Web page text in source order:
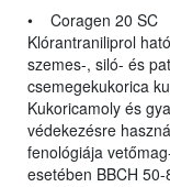
• Coragen 20 SC
Klórantraniliprol
szemes-, siló- és
csemegekukorica
Kukoricamoly és
védekezésre
fenológiája
esetében BBCH